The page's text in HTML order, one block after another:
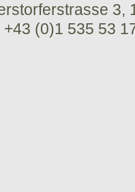
3,
+43 (0)1 535 53